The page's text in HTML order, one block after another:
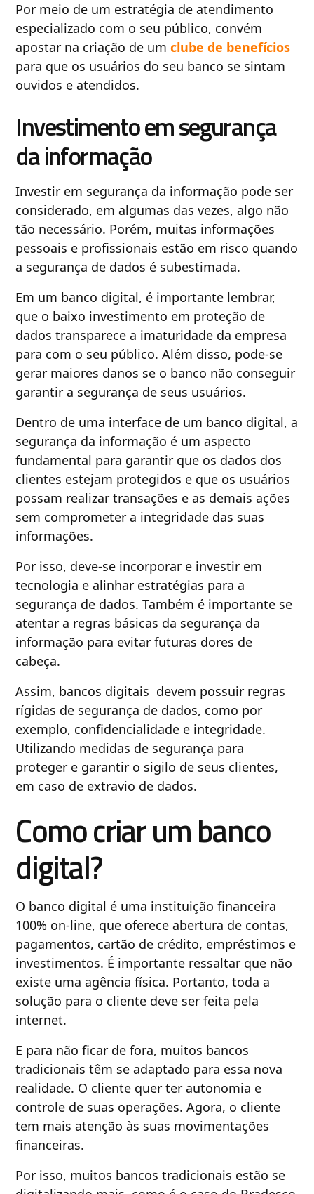
Por meio de um estratégia de atendimento
especializado com o seu público, convém
apostar na criação de umclube de benefícios
para que os usuários do seu banco se sintam
ouvidos e atendidos.
Investimento em segurança
da informação
Investir em segurança da informação pode ser
considerado, em algumas das vezes, algo não
tão necessário. Porém, muitas informações
pessoais e profissionais estão em risco quando
a segurança de dados é subestimada.
Em um banco digital, é importante lembrar,
que o baixo investimento em proteção de
dados transparece a imaturidade da empresa
para com o seu público. Além disso, pode-se
gerar maiores danos se o banco não conseguir
garantir a segurança de seus usuários.
Dentro de uma interface de um banco digital, a
segurança da informação é um aspecto
fundamental para garantir que os dados dos
clientes estejam protegidos e que os usuários
possam realizar transações e as demais ações
sem comprometer a integridade das suas
informações.
Por isso, deve-se incorporar e investir em
tecnologia e alinhar estratégias para a
segurança de dados. Também é importante se
atentar a regras básicas da segurança da
informação para evitar futuras dores de
cabeça.
Assim, bancos digitais devem possuir regras
rígidas de segurança de dados, como por
exemplo, confidencialidade e integridade.
Utilizando medidas de segurança para
proteger e garantir o sigilo de seus clientes,
em caso de extravio de dados.
Como criar um banco
digital?
O banco digital é uma instituição financeira
100% on-line, que oferece abertura de contas,
pagamentos, cartão de crédito, empréstimos e
investimentos. É importante ressaltar que não
existe uma agência física. Portanto, toda a
solução para o cliente deve ser feita pela
internet.
E para não ficar de fora, muitos bancos
tradicionais têm se adaptado para essa nova
realidade. O cliente quer ter autonomia e
controle de suas operações. Agora, o cliente
tem mais atenção às suas movimentações
financeiras.
Por isso, muitos bancos tradicionais estão se